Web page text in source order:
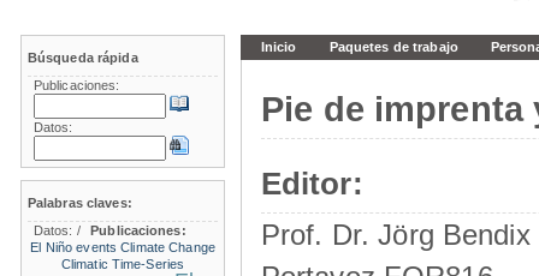
Inicio Paquetes de trabajo
Pie de
Editor:
Prof. Dr. Jörg Bendix
Búsqueda rápida
Publicaciones:
Datos:
Palabras claves:
Datos: /
Publicaciones:
El Niño events Climate Change
Climatic Time-Series